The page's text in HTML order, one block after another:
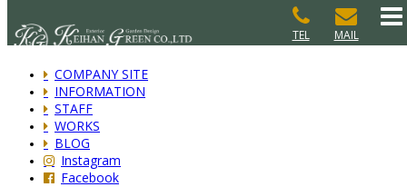
MAIL
TEL
COMPANY SITE
INFORMATION
STAFF
WORKS
BLOG
Instagram
Facebook